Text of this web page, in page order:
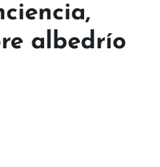
albedrío